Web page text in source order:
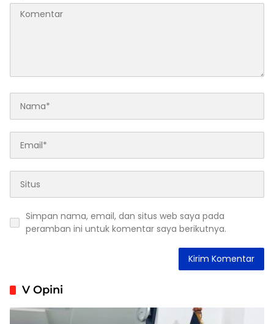
Simpan nama, email, dan situs web saya pada
peramban ini untuk komentar saya berikutnya.
V Opini